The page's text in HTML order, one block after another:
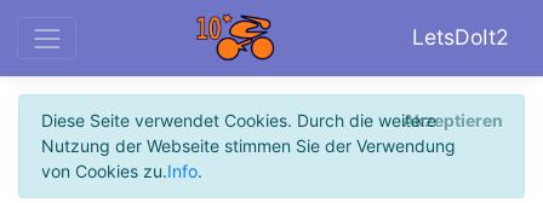
LetsDoIt2
Diese Seite verwendet Cookies. Durch die weitere
Nutzung der Webseite stimmen Sie der Verwendung
von Cookies zu.Info.
Akzeptieren